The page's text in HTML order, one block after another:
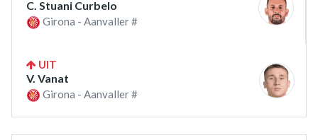
C. Stuani Curbelo
Girona - Aanvaller #
UIT
V. Vanat
Girona - Aanvaller #